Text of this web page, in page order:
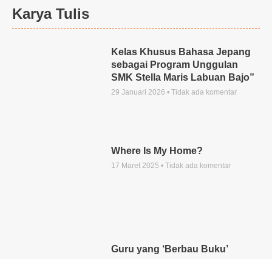
Karya Tulis
Kelas Khusus Bahasa Jepang
sebagai Program Unggulan
SMK Stella Maris Labuan Bajo”
29 Januari 2026 Tidak ada komentar
Where Is My Home?
17 Maret 2025 Tidak ada komentar
Guru yang ‘Berbau Buku’